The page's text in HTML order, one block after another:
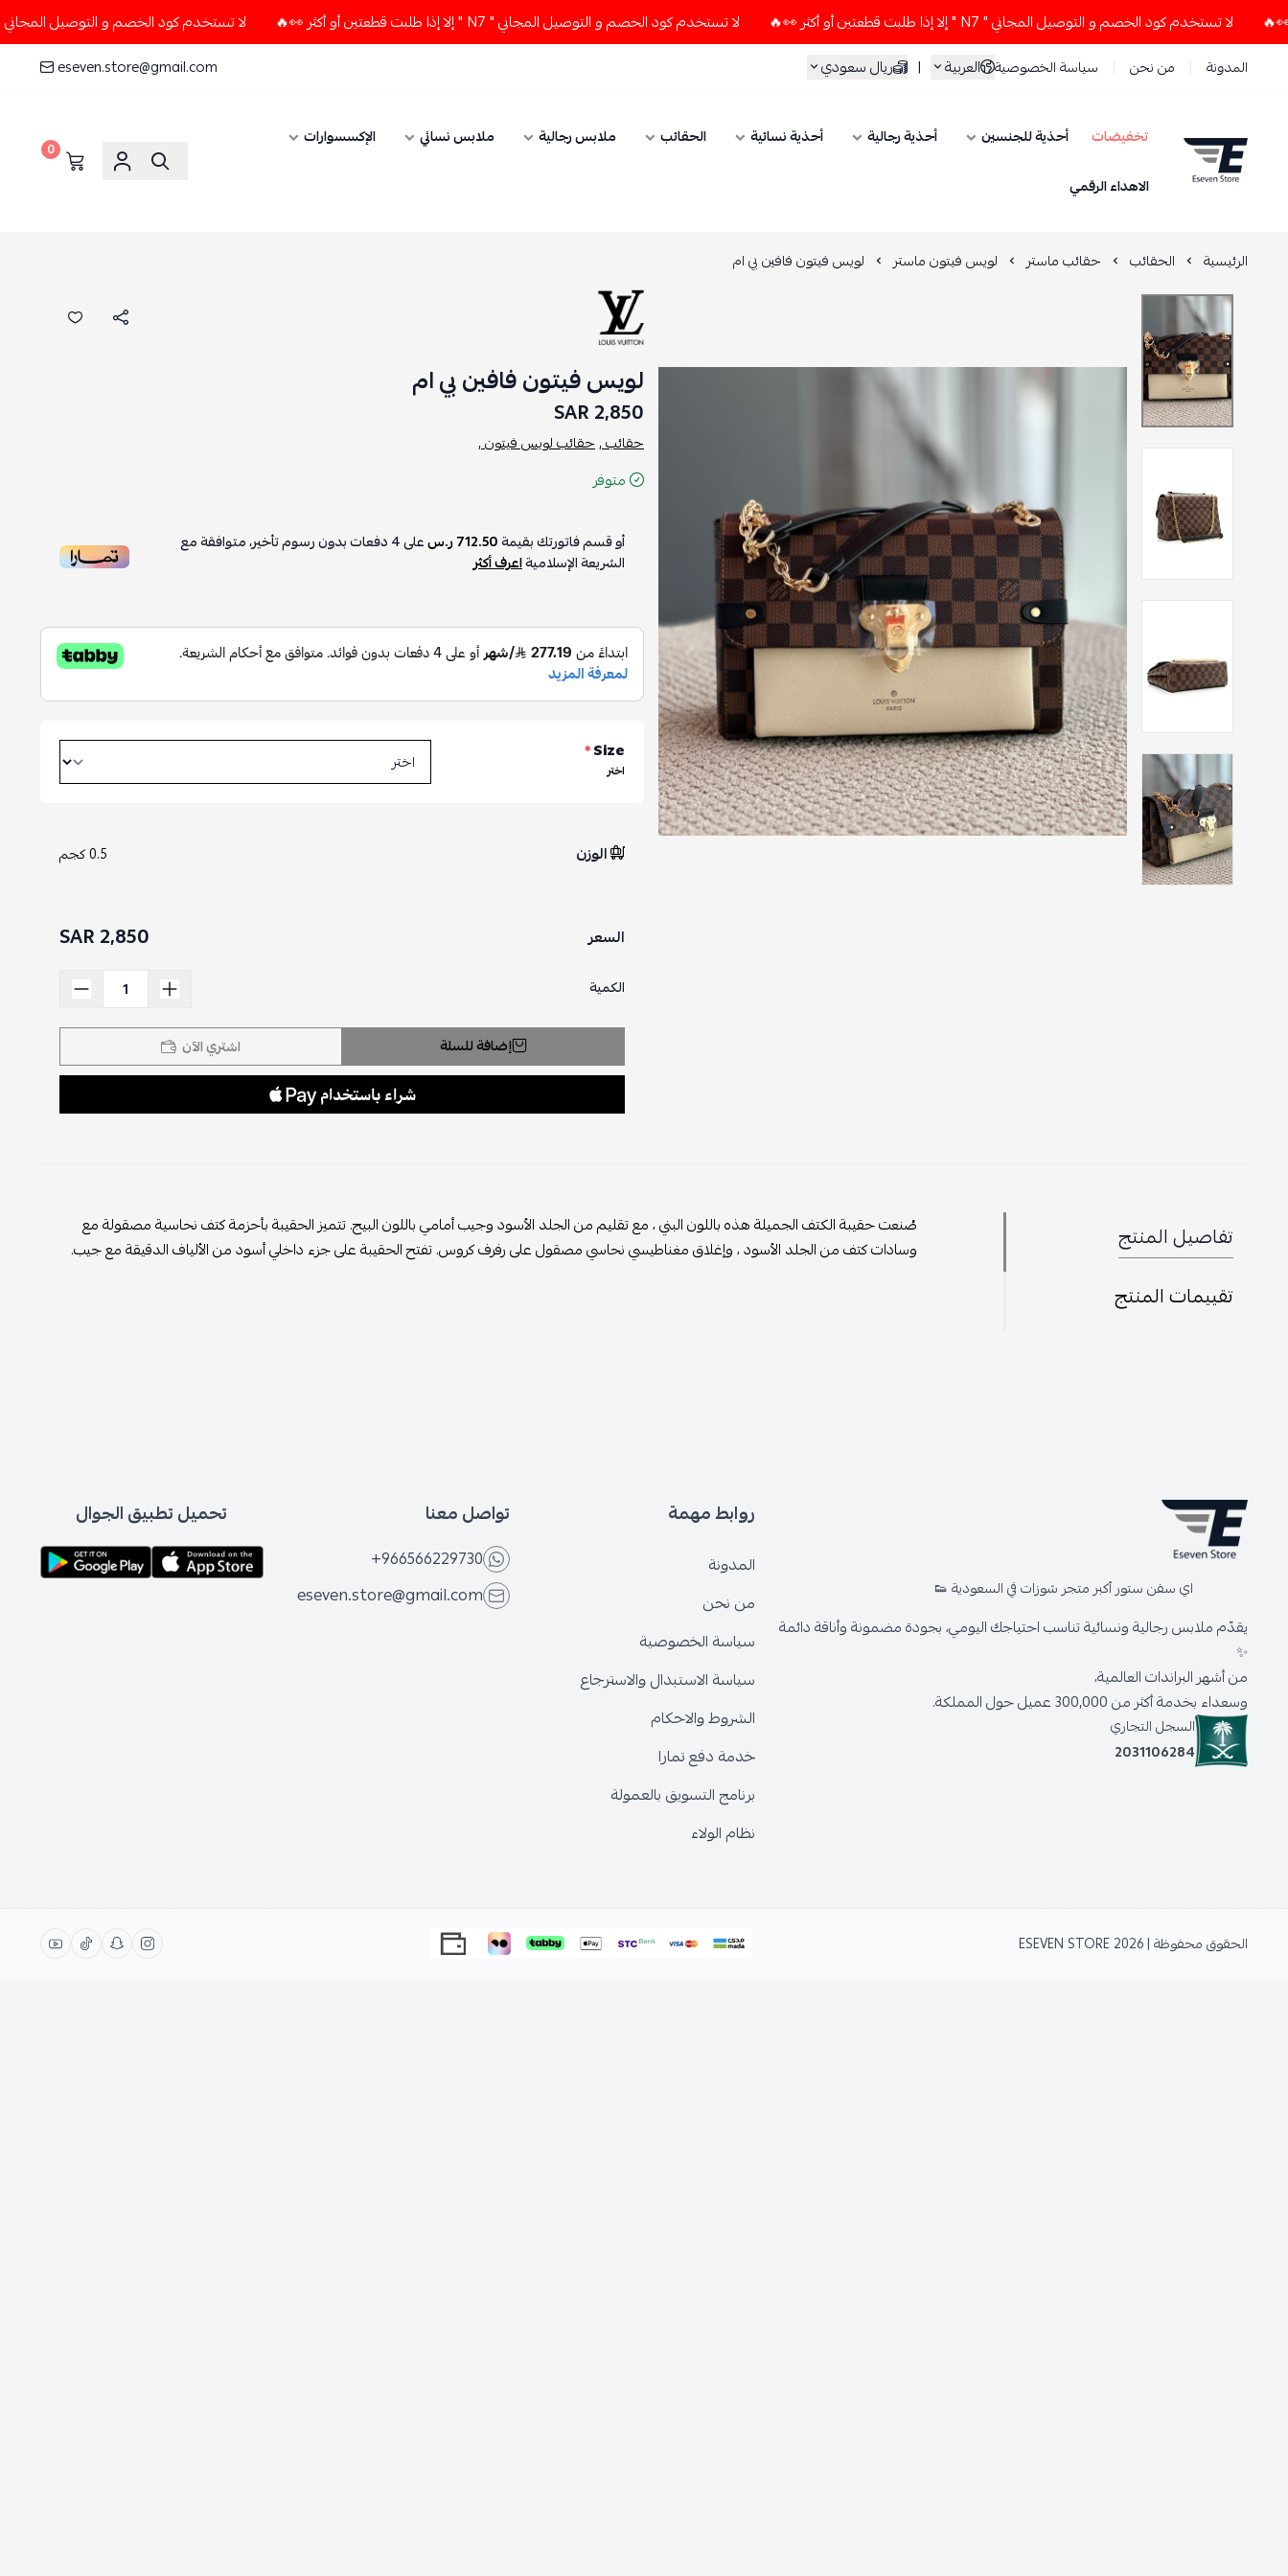
لا تستخدم كود الخصم و التوصيل المجاني " N7 " إلا إذا طلبت قطعتين أو أكثر 👀🔥 لا تستخدم كود الخصم و التوصيل المجاني " N7 " إلا إذا طلبت قطعتين أو أكثر 👀🔥 لا تستخدم كود الخصم و التوصيل المجاني " N7 " إلا إذا طلبت قطعتين أو أكثر 👀🔥
المدونة من نحن سياسة الخصوصية العربية | ريال سعودي eseven.store@gmail.com
ESEVEN STORE
تخفيضات أحذية للجنسين أحذية رجالية أحذية نسائية الحقائب ملابس رجالية ملابس نسائي
الإكسسوارات
الاهداء الرقمي
0
الرئيسية الحقائب حقائب ماستر لويس فيتون ماستر لويس فيتون فافين بي ام
لويس فيتون فافين بي ام
2,850 SAR
حقائب ,حقائب لويس فيتون ,
متوفر
أو قسم فاتورتك بقيمة712.50 ر.س على4دفعات بدون رسوم تأخير، متوافقة مع
الشريعة الإسلاميةاعرف أكثر
Size
*
اختر
الوزن 0.5 كجم
السعر 2,850 SAR
الكمية
إضافة للسلة اشتري الآن
تفاصيل المنتج
تقييمات المنتج
صُنعت حقيبة الكتف الجميلة هذه باللون البني ، مع تقليم من الجلد الأسود وجيب أمامي باللون البيج. تتميز الحقيبة بأحزمة كتف نحاسية مصقولة مع
وسادات كتف من الجلد الأسود ، وإغلاق مغناطيسي نحاسي مصقول على رفرف كروس. تفتح الحقيبة على جزء داخلي أسود من الألياف الدقيقة مع جيب.
اي سفن ستور أكبر متجر شوزات في السعودية 👟
يقدّم ملابس رجالية ونسائية تناسب احتياجك اليومي، بجودة مضمونة وأناقة دائمة
✨
من أشهر البراندات العالمية،
وسعداء بخدمة أكثر من 300,000 عميل حول المملكة.
السجل التجاري
2031106284
روابط مهمة
المدونة
من نحن
سياسة الخصوصية
سياسة الاستبدال والاسترجاع
الشروط والاحكام
خدمة دفع تمارا
برنامج التسويق بالعمولة
نظام الولاء
تواصل معنا
+966566229730
eseven.store@gmail.com
تحميل تطبيق الجوال
الحقوق محفوظة | 2026 ESEVEN STORE